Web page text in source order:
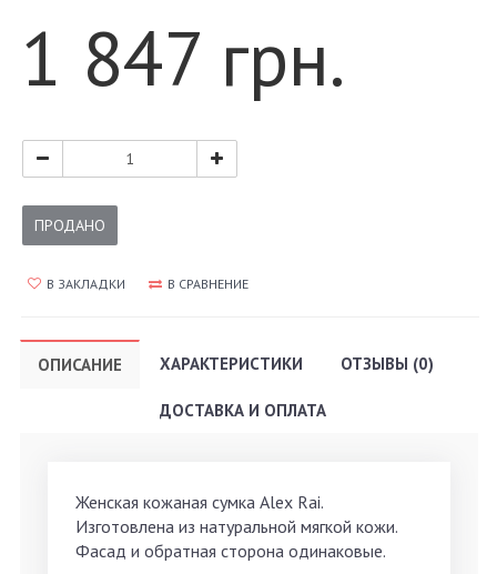
1 847 грн.
ПРОДАНО
В ЗАКЛАДКИ В СРАВНЕНИЕ
ОПИСАНИЕ ХАРАКТЕРИСТИКИ ОТЗЫВЫ (0)
ДОСТАВКА И ОПЛАТА
Женская кожаная сумка Alex Rai.
Изготовлена из натуральной мягкой кожи.
Фасад и обратная сторона одинаковые.